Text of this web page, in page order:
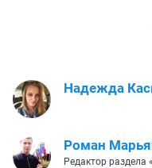
Надежда
Роман
Редактор раздела